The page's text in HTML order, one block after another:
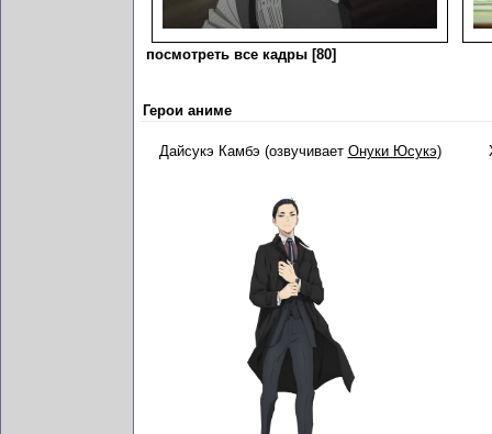
посмотреть все кадры [80]
Герои аниме
Дайсукэ Камбэ (озвучивает Онуки Юсукэ)